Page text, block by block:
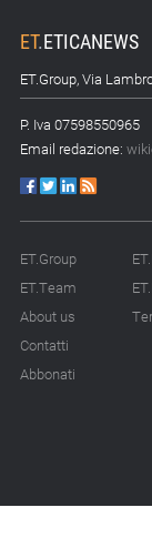
ET.ETICANEWS
ET.Group, Via
P. Iva 07598550965
Email redazione:
ET.Group
ET.Team
About us
Contatti
Abbonati